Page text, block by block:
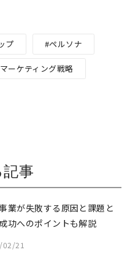
プ ペルソナ
マーケティング戦略
事
業が失敗する原因と課題と
功へのポイントも解説
21